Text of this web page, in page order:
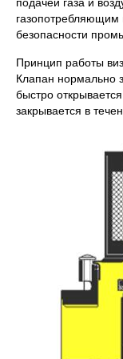
газопотребляющим
безопасности
Принцип работы
Клапан нормально
быстро
закрывается в